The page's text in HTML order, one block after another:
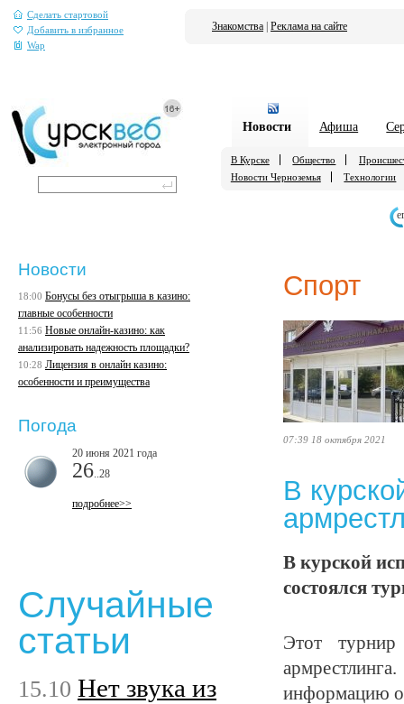
Сделать стартовой
Добавить в избранное
Wap
Знакомства Реклама на сайте
Новости Афиша
В Курске Общество
Новости Черноземья
Технологии
Спорт
07:39 18 октября 2021
В
В курской
состоялся
Этот
информацию
Новости
18:00 Бонусы без отыгрыша в казино:
главные особенности
11:56 Новые онлайн-казино: как
анализировать надежность площадки?
10:28 Лицензия в онлайн казино:
особенности и преимущества
Погода
20 июня 2021 года
26 ..28
подробнее>>
Случайные
статьи
15.10 Нет звука из